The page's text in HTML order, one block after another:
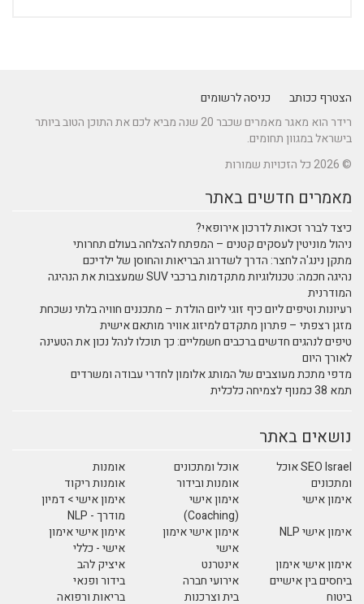
הצטרף ככותב
כניסה לרשומים
רידר הוא מאגר מאמרים שכבר 20 שנה מביא לכם את התוכן הטוב ביותר
בישראל במגוון תחומים.
© 2026 כל הזכויות שמורות
מאמרים חדשים באתר
כיצד לברר זכאות לדרכון אירופאי?
ניהול מוניטין לעסקים קטנים – המפתח להצלחה בעולם תחרותי
מתקן נינג'ה לחצר: הדרך לשדרוג הבריאות והחוסן של ילדיכם
נהיגה חכמה: טכנולוגיות מתקדמות ברכבי SUV שמעצבות את הנהיגה
המודרנית
רעיונות וטיפים ליום כיף זוגי ליום הולדת – מתכננים חוויה בלתי נשכחת
מזגן רצפתי – פתרון מתקדם למיזוג אוויר מותאם אישית
טיפים לנהגים חדשים ברכבים חשמליים: כך תוכלו לנהל נכון את הטעינה
לאורך היום
מדפי מתכת מעוצבים של המותג אלומון לחדרי עבודה ומשרדים
תמא 38 כמנוף לצמיחה כלכלית
נושאים באתר
SEO Israel אוכל
ומתכונים
אוכל ומתכונים
אומנות
אומנות ובידור
אומנות ריקוד
אימון אישי
אימון אישי
(Coaching)
אימון אישי > דמיון
מודרך - NLP
אימון אישי NLP
אימון אישי אימון
אישי
אימון אישי אימון
אישי - כללי
אימון אישי אימון
ביחסים בין אישיים
אינטרנט
איציק להב
אירועי חברה
בידור ופנאי
ביטוח
בית וצרכנות בריאות ורפואה